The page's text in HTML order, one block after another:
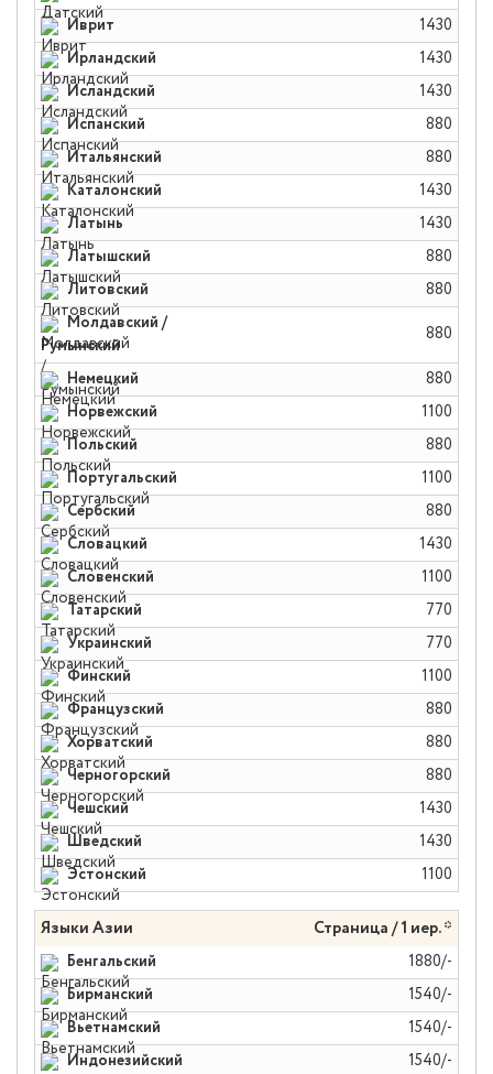
Иврит 1430
Ирландский 1430
Исландский 1430
Испанский 880
Итальянский 880
Каталонский 1430
Латынь 1430
Латышский 880
Литовский 880
Молдавский /
Румынский
880
Немецкий 880
Норвежский 1100
Польский 880
Португальский 1100
Сербский 880
Словацкий 1430
Словенский 1100
Татарский 770
Украинский 770
Финский 1100
Французский 880
Хорватский 880
Черногорский 880
Чешский 1430
Шведский 1430
Эстонский 1100
Языки Азии Страница / 1 иер. *
Бенгальский 1880/-
Бирманский 1540/-
Вьетнамский 1540/-
Индонезийский 1540/-